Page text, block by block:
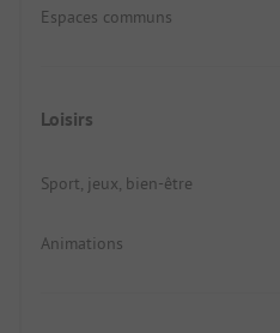
Espaces communs
Loisirs
Sport, jeux, bien-être
Animations